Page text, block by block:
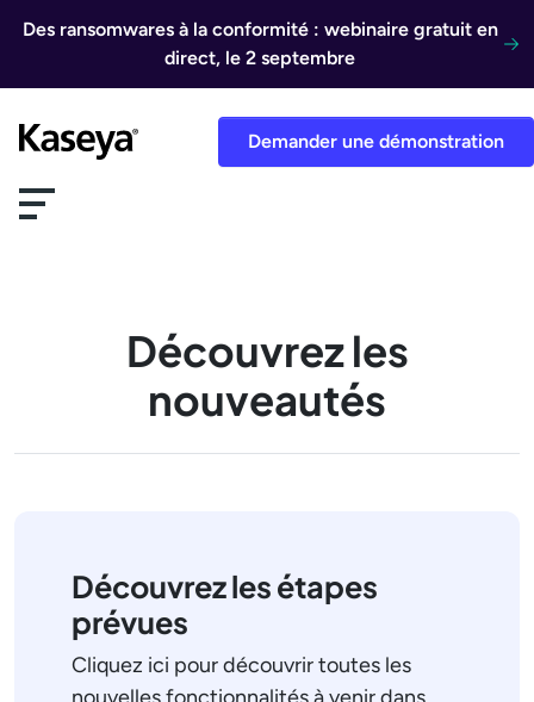
Des ransomwares à la conformité : webinaire gratuit en
direct, le 2 septembre
Demander une démonstration
Découvrez les
nouveautés
Découvrez les étapes
prévues
Cliquez ici pour découvrir toutes les